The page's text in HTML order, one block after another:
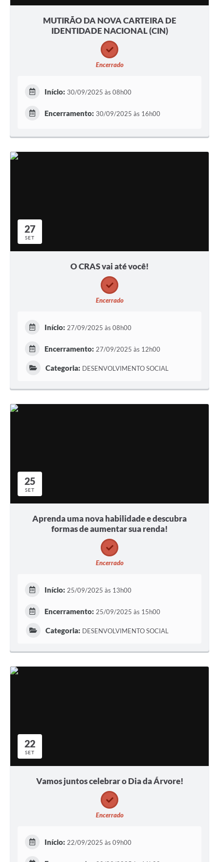
MUTIRÃO DA NOVA CARTEIRA DE
IDENTIDADE NACIONAL (CIN)
Encerrado
Início: 30/09/2025 às 08h00
Encerramento: 30/09/2025 às 16h00
27
SET
O CRAS vai até você!
Encerrado
Início: 27/09/2025 às 08h00
Encerramento: 27/09/2025 às 12h00
Categoria: DESENVOLVIMENTO SOCIAL
25
SET
Aprenda uma nova habilidade e descubra
formas de aumentar sua renda!
Encerrado
Início: 25/09/2025 às 13h00
Encerramento: 25/09/2025 às 15h00
Categoria: DESENVOLVIMENTO SOCIAL
22
SET
Vamos juntos celebrar o Dia da Árvore!
Encerrado
Início: 22/09/2025 às 09h00